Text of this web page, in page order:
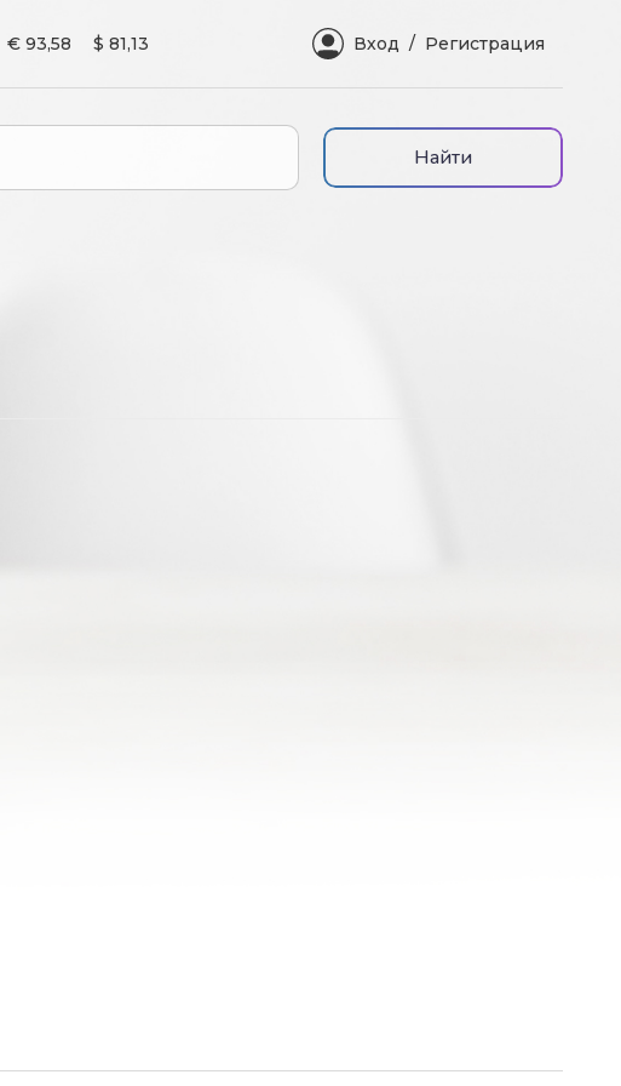
€ 93,58 $ 81,13 Вход Регистрация
Найти